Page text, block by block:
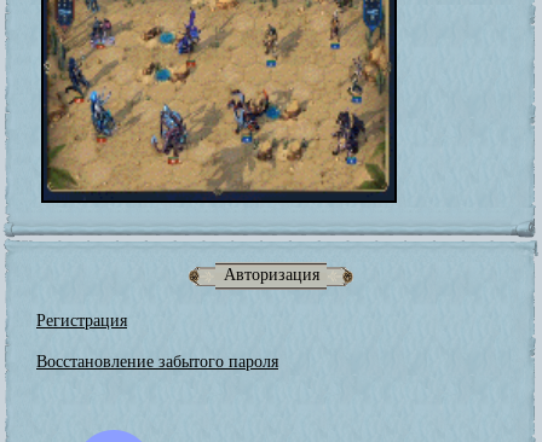
Авторизация
Регистрация
Восстановление забытого пароля